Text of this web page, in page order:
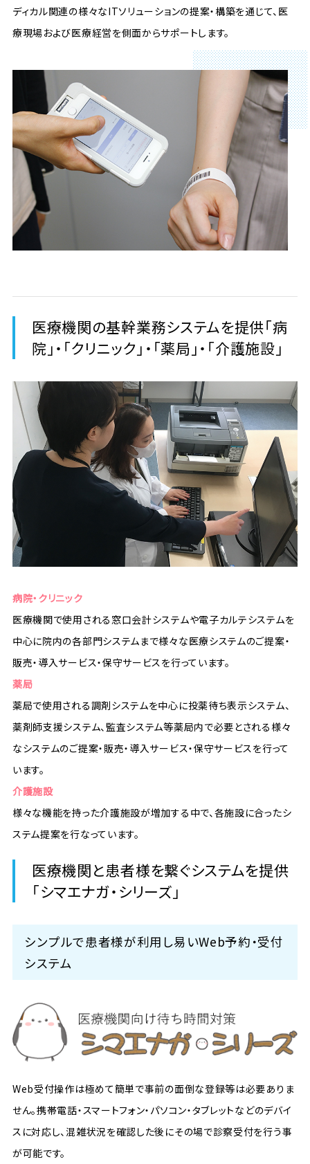
ディカル関連の様々なITソリューションの提案・構築を通じて、医
療現場および医療経営を側面からサポートします。
医療機関の基幹業務システムを提供「病
院」・「クリニック」・「薬局」・「介護施設」
病院・クリニック
医療機関で使用される窓口会計システムや電子カルテシステムを
中心に院内の各部門システムまで様々な医療システムのご提案・
販売・導入サービス・保守サービスを行っています。
薬局
薬局で使用される調剤システムを中心に投薬待ち表示システム、
薬剤師支援システム、監査システム等薬局内で必要とされる様々
なシステムのご提案・販売・導入サービス・保守サービスを行って
います。
介護施設
様々な機能を持った介護施設が増加する中で、各施設に合ったシ
ステム提案を行なっています。
医療機関と患者様を繋ぐシステムを提供
「シマエナガ・シリーズ」
シンプルで患者様が利用し易いWeb予約・受付
システム
Web受付操作は極めて簡単で事前の面倒な登録等は必要ありま
せん。携帯電話・スマートフォン・パソコン・タブレットなどのデバイ
スに対応し、混雑状況を確認した後にその場で診察受付を行う事
が可能です。